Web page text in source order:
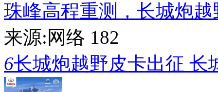
珠峰高程重测，长城炮越
来源:网络 182
6长城炮越野皮卡出征 长